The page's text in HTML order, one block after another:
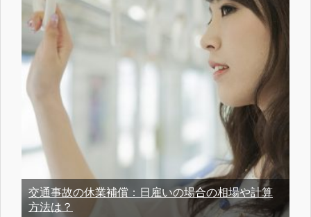
交通事故の休業補償：日雇いの場合の相場や計算
方法は？